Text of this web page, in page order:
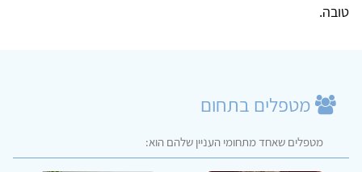
טובה.
מטפלים בתחום
מטפלים שאחד מתחומי העניין שלהם הוא: